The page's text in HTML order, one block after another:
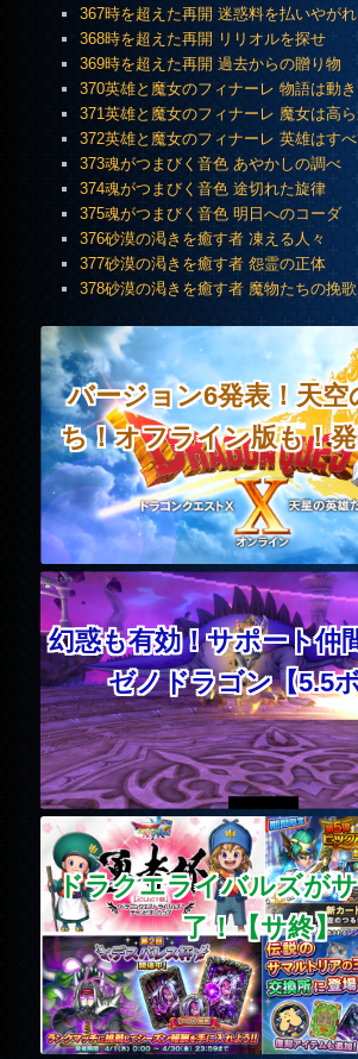
367時を超えた再開 迷惑料を払いやがれ
368時を超えた再開 リリオルを探せ
369時を超えた再開 過去からの贈り物
370英雄と魔女のフィナーレ 物語は動
371英雄と魔女のフィナーレ 魔女は高ら
372英雄と魔女のフィナーレ 英雄はすべ
373魂がつまびく音色 あやかしの調べ
374魂がつまびく音色 途切れた旋律
375魂がつまびく音色 明日へのコーダ
376砂漠の渇きを癒す者 凍える人々
377砂漠の渇きを癒す者 怨霊の正体
378砂漠の渇きを癒す者 魔物たちの挽歌
バージョン6発表！天空
ち！オフライン版も！
幻惑も有効！サポート仲
ゼノドラゴン【5.5
ドラクエライバルズが
了！【サ終】